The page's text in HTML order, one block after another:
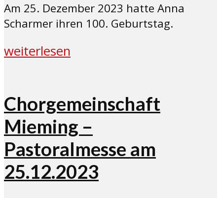
Am 25. Dezember 2023 hatte Anna
Scharmer ihren 100. Geburtstag.
weiterlesen
Chorgemeinschaft
Mieming –
Pastoralmesse am
25.12.2023